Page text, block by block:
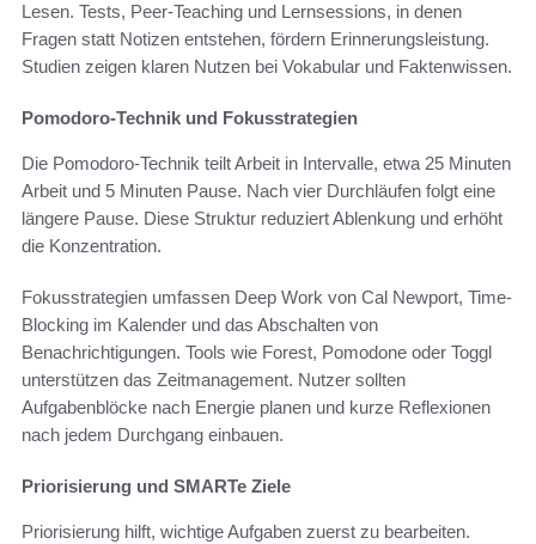
Lesen. Tests, Peer-Teaching und Lernsessions, in denen
Fragen statt Notizen entstehen, fördern Erinnerungsleistung.
Studien zeigen klaren Nutzen bei Vokabular und Faktenwissen.
Pomodoro-Technik und Fokusstrategien
Die Pomodoro-Technik teilt Arbeit in Intervalle, etwa 25 Minuten
Arbeit und 5 Minuten Pause. Nach vier Durchläufen folgt eine
längere Pause. Diese Struktur reduziert Ablenkung und erhöht
die Konzentration.
Fokusstrategien umfassen Deep Work von Cal Newport, Time-
Blocking im Kalender und das Abschalten von
Benachrichtigungen. Tools wie Forest, Pomodone oder Toggl
unterstützen das Zeitmanagement. Nutzer sollten
Aufgabenblöcke nach Energie planen und kurze Reflexionen
nach jedem Durchgang einbauen.
Priorisierung und SMARTe Ziele
Priorisierung hilft, wichtige Aufgaben zuerst zu bearbeiten.